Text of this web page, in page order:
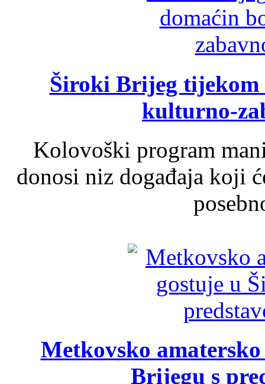
Široki Brijeg tijekom
kulturno-
Kolovoški program
donosi niz događaja koji
Metkovsko
Brijegu s